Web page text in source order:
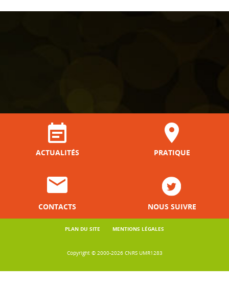
ACTUALITÉS PRATIQUE
CONTACTS NOUS SUIVRE
PLAN DU SITE MENTIONS LÉGALES
Copyright © 2000-2026 CNRS UMR1283